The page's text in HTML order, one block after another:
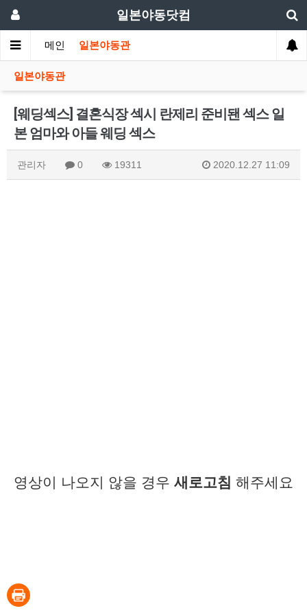
일본야동닷컴
메인 일본야동관
일본야동관
[웨딩섹스] 결혼식장 섹시 란제리 준비됀 섹스 일
본 엄마와 아들 웨딩 섹스
관리자 0 19311 2020.12.27 11:09
영상이 나오지 않을 경우 새로고침 해주세요